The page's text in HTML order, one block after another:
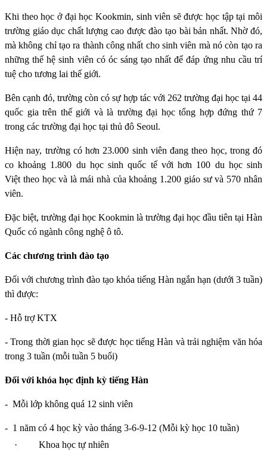
Khi theo học ở đại học Kookmin, sinh viên sẽ được học tập tại môi
trường giáo dục chất lượng cao được đào tạo bài bản nhất. Nhờ đó,
mà không chỉ tạo ra thành công nhất cho sinh viên mà nó còn tạo ra
những thế hệ sinh viên có óc sáng tạo nhất để đáp ứng nhu cầu trí
tuệ cho tương lai thế giới.
Bên cạnh đó, trường còn có sự hợp tác với 262 trường đại học tại 44
quốc gia trên thế giới và là trường đại học tổng hợp đứng thứ 7
trong các trường đại học tại thủ đô Seoul.
Hiện nay, trường có hơn 23.000 sinh viên đang theo học, trong đó
co khoảng 1.800 du học sinh quốc tế với hơn 100 du học sinh
Việt theo học và là mái nhà của khoảng 1.200 giáo sư và 570 nhân
viên.
Đặc biệt, trường đại học Kookmin là trường đại học đầu tiên tại Hàn
Quốc có ngành công nghệ ô tô.
Các chương trình đào tạo
Đối với chương trình đào tạo khóa tiếng Hàn ngắn hạn (dưới 3 tuần)
thì được:
- Hỗ trợ KTX
- Trong thời gian học sẽ được học tiếng Hàn và trải nghiệm văn hóa
trong 3 tuần (mỗi tuần 5 buổi)
Đối với khóa học định kỳ tiếng Hàn
- Mỗi lớp không quá 12 sinh viên
- 1 năm có 4 học kỳ vào tháng 3-6-9-12 (Mỗi kỳ học 10 tuần)
·
Khoa học tự nhiên